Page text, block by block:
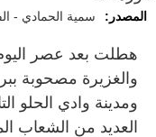
المصدر: سمية الحمادي -
هطلت بعد عصر
والغزيرة مصحوبة
ومدينة وادي الحلو
العديد من الشعاب